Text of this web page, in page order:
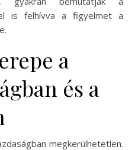
is felhívva a figyelmet a
a
és a
megkerülhetetlen.